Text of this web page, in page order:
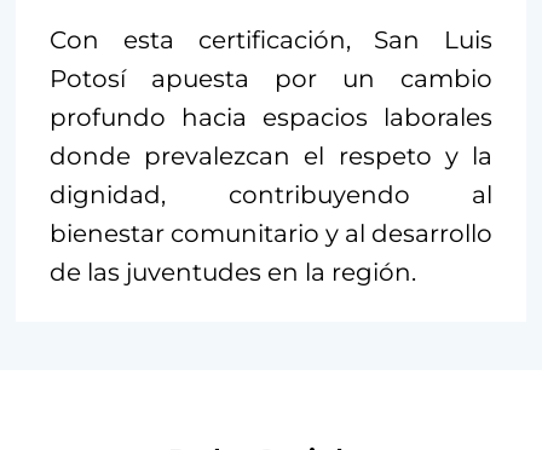
Con esta certificación, San Luis
Potosí apuesta por un cambio
profundo hacia espacios laborales
donde prevalezcan el respeto y la
dignidad, contribuyendo al
bienestar comunitario y al desarrollo
de las juventudes en la región.